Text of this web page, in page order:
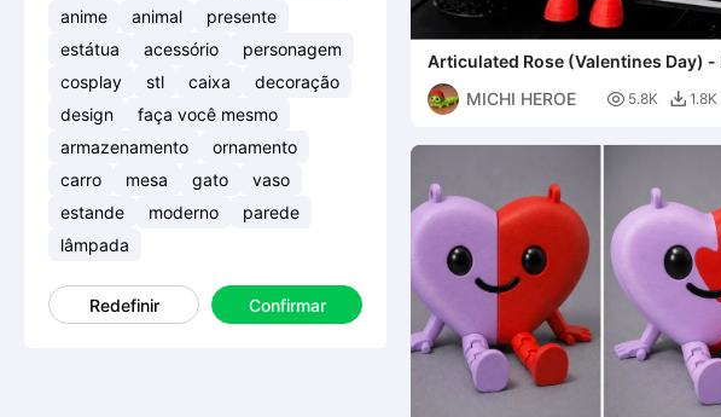
anime
animal
presente
estátua
acessório
personagem
cosplay
stl caixa
decoração
design
faça você mesmo
armazenamento
ornamento
carro
mesa gato
vaso
estande
moderno
parede
lâmpada
Redefinir Confirmar
Articulated Rose (Valentines Day) -
FLEXY
MICHI HEROE
 5.8K  1.8K